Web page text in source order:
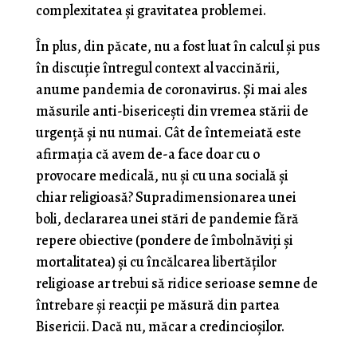
complexitatea și gravitatea problemei.
În plus, din păcate, nu a fost luat în calcul și pus
în discuție întregul context al vaccinării,
anume pandemia de coronavirus. Și mai ales
măsurile anti-bisericești din vremea stării de
urgență și nu numai. Cât de întemeiată este
afirmația că avem de-a face doar cu o
provocare medicală, nu și cu una socială și
chiar religioasă? Supradimensionarea unei
boli, declararea unei stări de pandemie fără
repere obiective (pondere de îmbolnăviți și
mortalitatea) și cu încălcarea libertăților
religioase ar trebui să ridice serioase semne de
întrebare și reacții pe măsură din partea
Bisericii. Dacă nu, măcar a credincioșilor.